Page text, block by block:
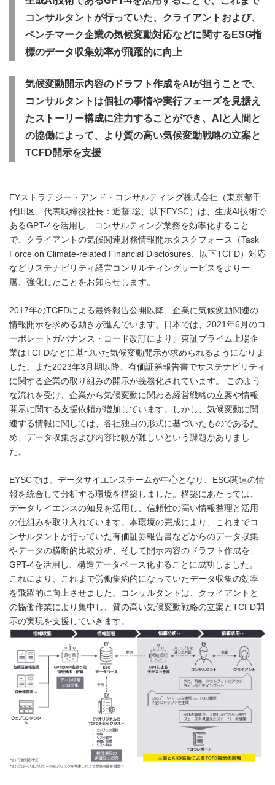
コンサルタントが行っていた、クライアントおよび、
ベンチマーク企業の気候変動対応などに関する ESG指
標のデータ収集効率が飛躍的に向上
気候変動開示内容のドラフト作成をAI が担うことで、
コンサルタントは個社の事情や実行フェーズを見据え
たストーリー構成に注力することができ、 AI と人間と
の協働によって、より質の高い気候変動戦略の立案と
TCFD開示を支援
EYストラテジー・アンド・コンサルティング株式会社（東京都千
代田区、代表取締役社長：近藤 聡、以下EYSC）は、生成AI技術で
あるGPT-4を活用し、コンサルティング業務を効率化すること
で、クライアントの気候関連財務情報開示タスクフォース（Task
Force on Climate-related Financial Disclosures、以下TCFD）対応
などサステナビリティ経営コンサルティングサービスをより一
層、強化したことをお知らせします。
2017年のTCFDによる最終報告公開以降、企業に気候変動関連の
情報開示を求める動きが進んでいます。日本では、2021年6月のコ
ーポレートガバナンス・コード改訂により、東証プライム上場企
業はTCFDなどに基づいた気候変動開示が求められるようになりま
した。また2023年3月期以降、有価証券報告書でサステナビリティ
に関する企業の取り組みの開示が義務化されています。 このよう
な流れを受け、企業から気候変動に関わる経営戦略の立案や情報
開示に関する支援依頼が増加しています。しかし、気候変動に関
連する情報に関しては、各社独自の形式に基づいたものであるた
め、データ収集および内容比較が難しいという課題がありまし
た。
EYSCでは、データサイエンスチームが中心となり、ESG関連の情
報を統合して分析する環境を構築しました。構築にあたっては、
データサイエンスの知見を活用し、信頼性の高い情報整理と活用
の仕組みを取り入れています。本環境の完成により、これまでコ
ンサルタントが行っていた有価証券報告書などからのデータ収集
やデータの横断的比較分析、そして開示内容のドラフト作成を、
GPT-4を活用し、構造データベース化することに成功しました。
これにより、これまで労働集約的になっていたデータ収集の効率
を飛躍的に向上させました。コンサルタントは、クライアントと
の協働作業により集中し、質の高い気候変動戦略の立案とTCFD開
示の実現を支援していきます。